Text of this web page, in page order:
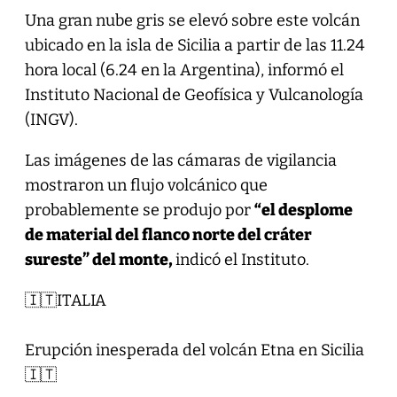
Una gran nube gris se elevó sobre este volcán
ubicado en la isla de Sicilia a partir de las 11.24
hora local (6.24 en la Argentina), informó el
Instituto Nacional de Geofísica y Vulcanología
(INGV).
Las imágenes de las cámaras de vigilancia
mostraron un flujo volcánico que
probablemente se produjo por“el desplome
de material del flanco norte del cráter
sureste” del monte,indicó el Instituto.
🇮🇹ITALIA
Erupción inesperada del volcán Etna en Sicilia
🇮🇹